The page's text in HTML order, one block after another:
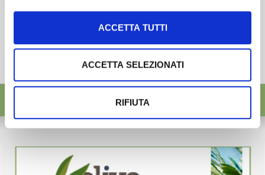
ACCETTA TUTTI
ACCETTA SELEZIONATI
RIFIUTA